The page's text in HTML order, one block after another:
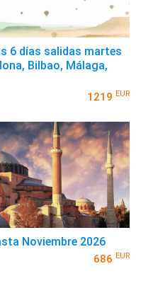
6 días salidas martes
Bilbao, Málaga,
1219 EUR
Noviembre 2026
686 EUR